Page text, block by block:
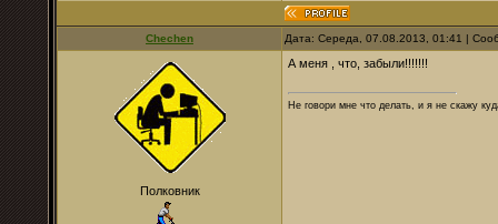
Chechen Дата: Середа, 07.08.2013, 01:41 |
Полковник
А меня , что, забыли!!!!!!!
Не говори мне что делать, и я не скажу